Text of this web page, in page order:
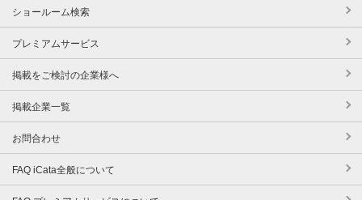
ショールーム検索
プレミアムサービス
掲載をご検討の企業様へ
掲載企業一覧
お問合わせ
FAQ iCata全般について